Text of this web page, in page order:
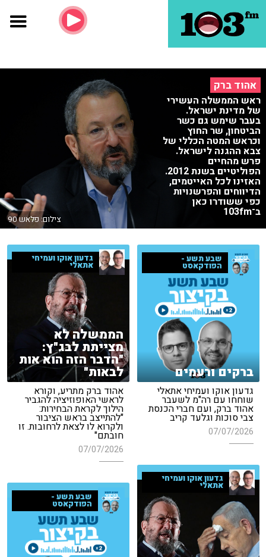
אהוד ברק
ראש הממשלה העשירי
של מדינת ישראל.
בעבר שימש גם כשר
הביטחון, שר החוץ
וכראש המטה הכללי של
צבא ההגנה לישראל.
פרש מהחיים
הפוליטיים בשנת 2012.
האזינו לכל האייטמים,
הדיווחים והפרשנויות
כפי ששודרו כאן
ב־103fm
צילום: פלאש 90
שבע תשע -
הפודקאסט
ברקים ורעמים
גדעון אוקו ועמיחי אתאלי
שוחחו עם רה"מ לשעבר
אהוד ברק, ועם חברי הכנסת
צבי סוכות וגלעד קריב
07/07/2026
גדעון אוקו ועמיחי
אתאלי
הממשלה לא
מצייתת לבג"ץ:
"הדבר הזה הוא אות
לבאות"
אהוד ברק מתריע, וקורא
לראשי האופוזיציה להגביר
הילוך לקראת הבחירות:
"להתייצב בראש הציבור
ולקרוא לו לצאת לרחובות. זו
חובתם"
07/07/2026
גדעון אוקו ועמיחי
אתאלי
שבע תשע -
הפודקאסט